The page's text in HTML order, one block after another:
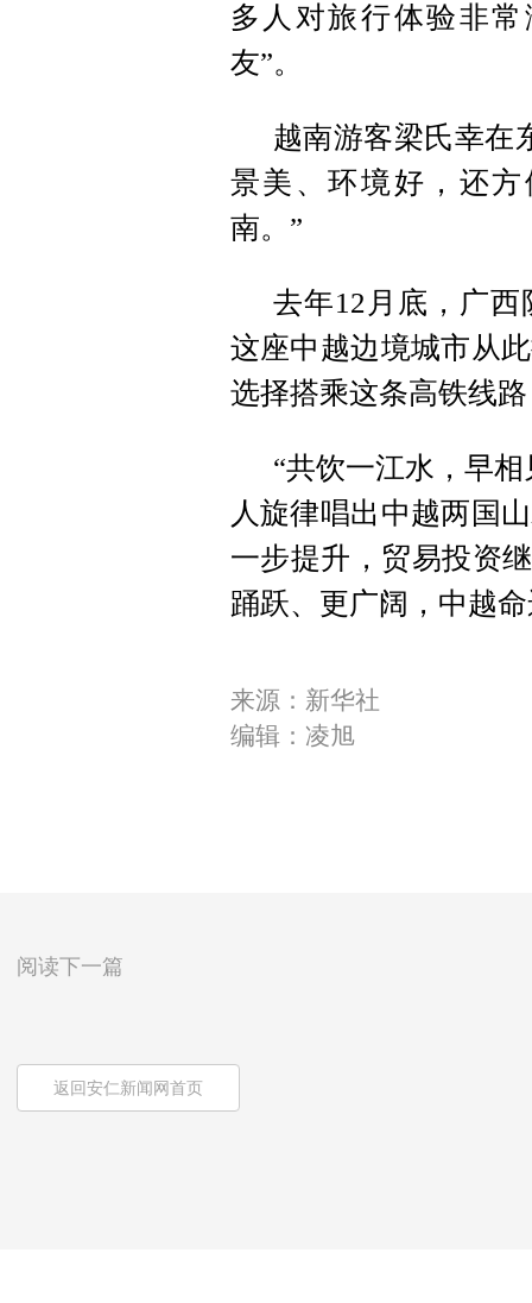
多人对旅行体验非
友”。
越南游客梁氏幸在
景美、环境好，还
南。”
去年12月底，广
这座中越边境城市从
选择搭乘这条高铁线
“共饮一江水，早
人旋律唱出中越两国
一步提升，贸易投资
踊跃、更广阔，中越
来源：新华社
编辑：凌旭
阅读下一篇
返回安仁新闻网首页